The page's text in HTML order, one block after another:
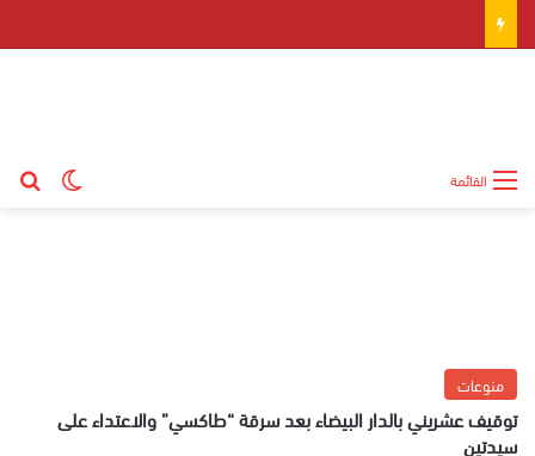
القائمة
منوعات
توقيف عشريني بالدار البيضاء بعد سرقة “طاكسي” والاعتداء على
سيدتين